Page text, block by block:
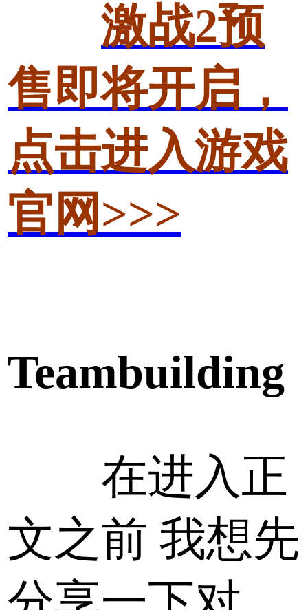
激战2预
售即将开启，
点击进入游戏
官网>>>
Teambuilding
在进入正
文之前 我想先